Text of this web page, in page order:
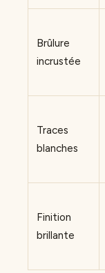
Brûlure
incrustée
Traces
blanches
Finition
brillante